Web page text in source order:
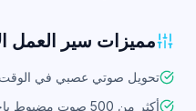
مميزات سير العمل
تحويل صوتي عصبي في الوقت
أكثر من 500 صوت مضبوط باحترافية ويتم تحديثه باستمرار